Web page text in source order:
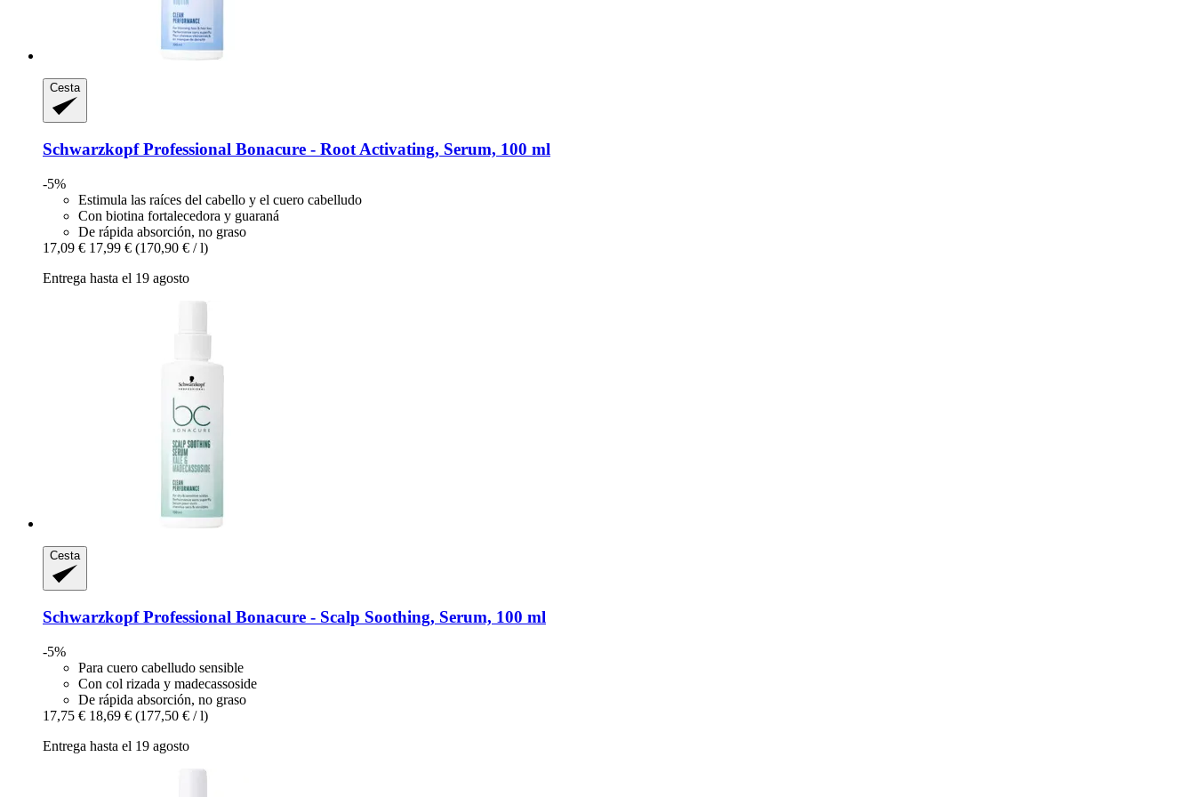
Cesta
Schwarzkopf Professional Bonacure -​ Root Activating, Serum, 100 ml
-5%
Estimula las raíces del cabello y el cuero cabelludo
Con biotina fortalecedora y guaraná
De rápida absorción, no graso
17,09 € 17,99 € (170,90 € / l)
Entrega hasta el 19 agosto
Cesta
Schwarzkopf Professional Bonacure -​ Scalp Soothing, Serum, 100 ml
-5%
Para cuero cabelludo sensible
Con col rizada y madecassoside
De rápida absorción, no graso
17,75 € 18,69 € (177,50 € / l)
Entrega hasta el 19 agosto